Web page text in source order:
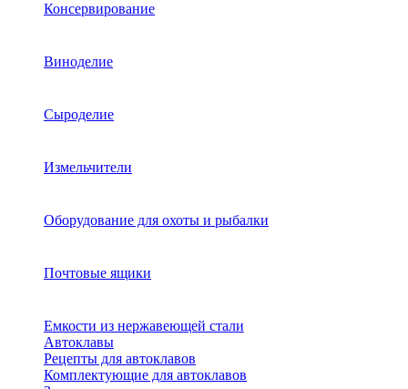
Консервирование
Виноделие
Сыроделие
Измельчители
Оборудование для охоты и рыбалки
Почтовые ящики
Емкости из нержавеющей стали
Автоклавы
Рецепты для автоклавов
Комплектующие для автоклавов